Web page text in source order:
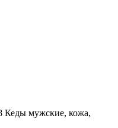
Кеды мужские, кожа,